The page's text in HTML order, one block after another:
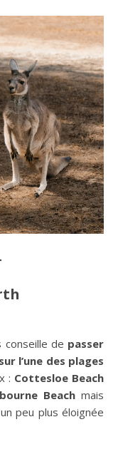
de passer
l’une des plages
: Cottesloe Beach
Beachmais
peu plus éloignée